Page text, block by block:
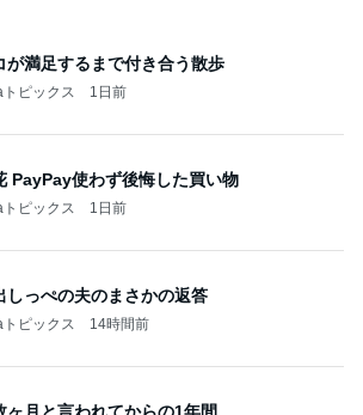
が満足するまで付き合う散歩
ピックス 1日前
PayPay使わず後悔した買い物
ピックス 1日前
しっぺの夫のまさかの返答
ピックス 14時間前
ヶ月と言われてからの1年間